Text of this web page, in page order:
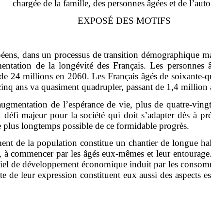
chargée de la famille, des personnes âgées et de
EXPOSÉ DES MOTIFS
dans un processus de transition démographique
de la longévité des Français. Les
24 millions en 2060. Les Français âgés de
ans va quasiment quadrupler, passant de 1,4
de l’espérance de vie, plus de quatre-
majeur pour la société qui doit s’adapter dès à
longtemps possible de ce formidable progrès.
de la population constitue un chantier de longue
commencer par les âgés eux-mêmes et leur
de développement économique induit par les
de leur expression constituent eux aussi des aspects